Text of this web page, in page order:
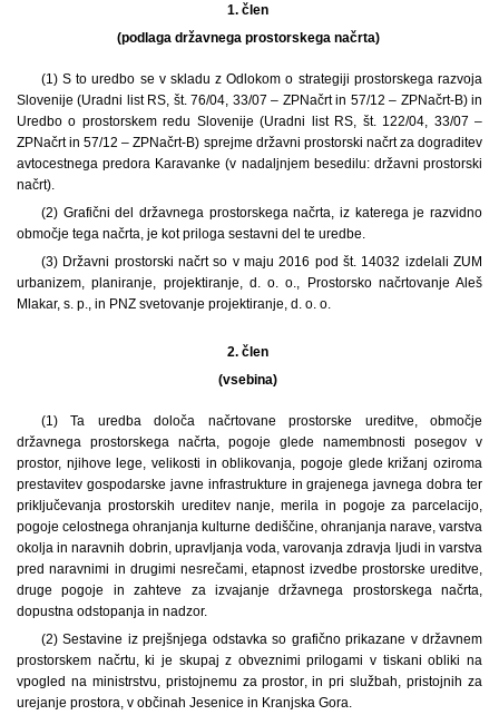
1. člen
(podlaga državnega prostorskega načrta)
(1) S to uredbo se v skladu z Odlokom o strategiji prostorskega razvoja
Slovenije (Uradni list RS, št. 76/04, 33/07 – ZPNačrt in 57/12 – ZPNačrt-B) in
Uredbo o prostorskem redu Slovenije (Uradni list RS, št. 122/04, 33/07 –
ZPNačrt in 57/12 – ZPNačrt-B) sprejme državni prostorski načrt za dograditev
avtocestnega predora Karavanke (v nadaljnjem besedilu: državni prostorski
načrt).
(2) Grafični del državnega prostorskega načrta, iz katerega je razvidno
območje tega načrta, je kot priloga sestavni del te uredbe.
(3) Državni prostorski načrt so v maju 2016 pod št. 14032 izdelali ZUM
urbanizem, planiranje, projektiranje, d. o. o., Prostorsko načrtovanje Aleš
Mlakar, s. p., in PNZ svetovanje projektiranje, d. o. o.
2. člen
(vsebina)
(1) Ta uredba določa načrtovane prostorske ureditve, območje
državnega prostorskega načrta, pogoje glede namembnosti posegov v
prostor, njihove lege, velikosti in oblikovanja, pogoje glede križanj oziroma
prestavitev gospodarske javne infrastrukture in grajenega javnega dobra ter
priključevanja prostorskih ureditev nanje, merila in pogoje za parcelacijo,
pogoje celostnega ohranjanja kulturne dediščine, ohranjanja narave, varstva
okolja in naravnih dobrin, upravljanja voda, varovanja zdravja ljudi in varstva
pred naravnimi in drugimi nesrečami, etapnost izvedbe prostorske ureditve,
druge pogoje in zahteve za izvajanje državnega prostorskega načrta,
dopustna odstopanja in nadzor.
(2) Sestavine iz prejšnjega odstavka so grafično prikazane v državnem
prostorskem načrtu, ki je skupaj z obveznimi prilogami v tiskani obliki na
vpogled na ministrstvu, pristojnemu za prostor, in pri službah, pristojnih za
urejanje prostora, v občinah Jesenice in Kranjska Gora.